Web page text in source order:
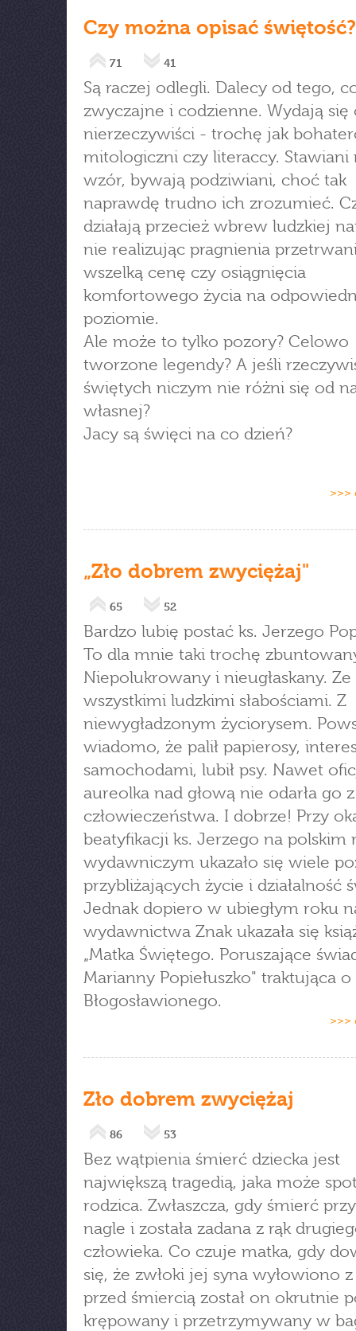
Czy można opisać świętość?
71 41
Są raczej odlegli. Dalecy od tego,
zwyczajne i codzienne. Wydają się
nierzeczywiści - trochę jak
mitologiczni czy literaccy. Stawiani
wzór, bywają podziwiani, choć tak
naprawdę trudno ich zrozumieć.
działają przecież wbrew ludzkiej
nie realizując pragnienia
wszelką cenę czy osiągnięcia
komfortowego życia na
poziomie.
Ale może to tylko pozory? Celowo
tworzone legendy? A jeśli
świętych niczym nie różni się od
własnej?
Jacy są święci na co dzień?
>>>
„Zło dobrem zwyciężaj"
65 52
Bardzo lubię postać ks. Jerzego
To dla mnie taki trochę
Niepolukrowany i nieugłaskany. Ze
wszystkimi ludzkimi słabościami. Z
niewygładzonym życiorysem.
wiadomo, że palił papierosy,
samochodami, lubił psy. Nawet
aureolka nad głową nie odarła go z
człowieczeństwa. I dobrze! Przy
beatyfikacji ks. Jerzego na polskim
wydawniczym ukazało się wiele
przybliżających życie i działalność
Jednak dopiero w ubiegłym roku
wydawnictwa Znak ukazała się
„Matka Świętego. Poruszające
Marianny Popiełuszko" traktująca
Błogosławionego.
>>>
Zło dobrem zwyciężaj
86 53
Bez wątpienia śmierć dziecka jest
największą tragedią, jaka może
rodzica. Zwłaszcza, gdy śmierć
nagle i została zadana z rąk
człowieka. Co czuje matka, gdy
się, że zwłoki jej syna wyłowiono z
przed śmiercią został on okrutnie
krępowany i przetrzymywany w